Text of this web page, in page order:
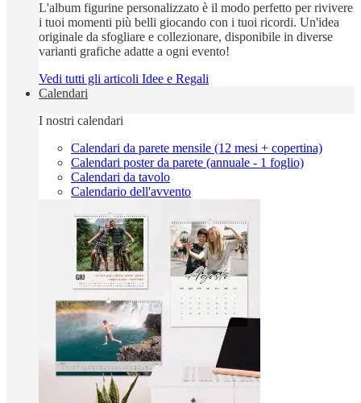
L'album figurine personalizzato è il modo perfetto per rivivere
i tuoi momenti più belli giocando con i tuoi ricordi. Un'idea
originale da sfogliare e collezionare, disponibile in diverse
varianti grafiche adatte a ogni evento!
Vedi tutti gli articoli Idee e Regali
Calendari
I nostri calendari
Calendari da parete mensile (12 mesi + copertina)
Calendari poster da parete (annuale - 1 foglio)
Calendari da tavolo
Calendario dell'avvento